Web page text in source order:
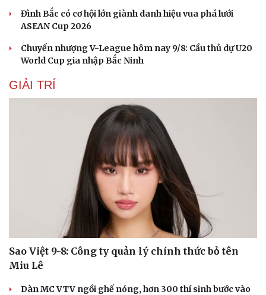
Đình Bắc có cơ hội lớn giành danh hiệu vua phá lưới
ASEAN Cup 2026
Chuyển nhượng V-League hôm nay 9/8: Cầu thủ dự U20
World Cup gia nhập Bắc Ninh
GIẢI TRÍ
Sao Việt 9-8: Công ty quản lý chính thức bỏ tên
Miu Lê
Dàn MC VTV ngồi ghế nóng, hơn 300 thí sinh bước vào